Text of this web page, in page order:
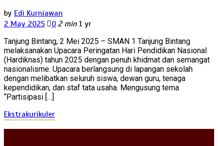
by Edi Kurniawan
2 May 2025
0 2 min 1 yr
Tanjung Bintang, 2 Mei 2025 – SMAN 1 Tanjung Bintang
melaksanakan Upacara Peringatan Hari Pendidikan Nasional
(Hardiknas) tahun 2025 dengan penuh khidmat dan semangat
nasionalisme. Upacara berlangsung di lapangan sekolah
dengan melibatkan seluruh siswa, dewan guru, tenaga
kependidikan, dan staf tata usaha. Mengusung tema
“Partisipasi […]
Ekstrakurikuler